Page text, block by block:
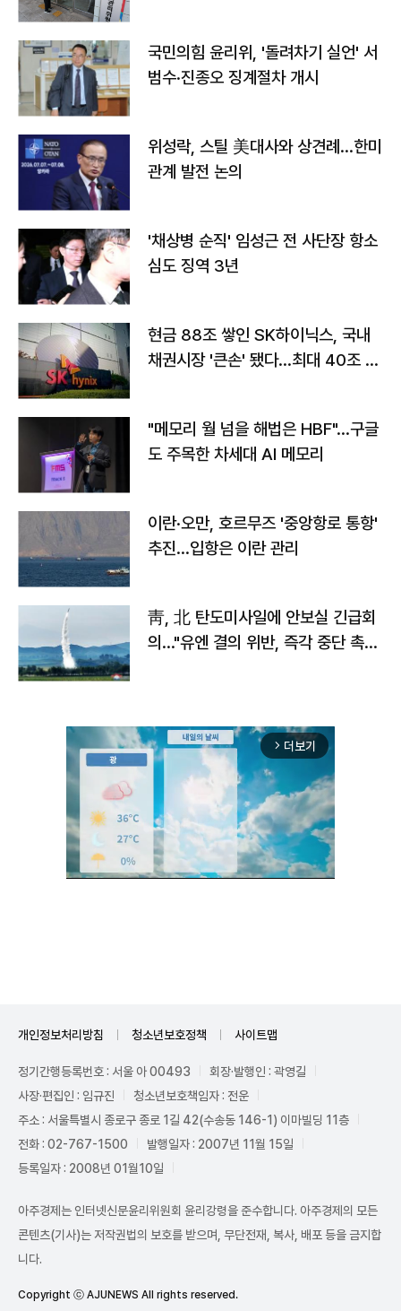
국민의힘 윤리위, '돌려차기 실언' 서
범수·진종오 징계절차 개시
위성락, 스틸 美대사와 상견례…한미
관계 발전 논의
'채상병 순직' 임성근 전 사단장 항소
심도 징역 3년
현금 88조 쌓인 SK하이닉스, 국내
채권시장 '큰손' 됐다…최대 40조 투
"메모리 월 넘을 해법은 HBF"…구글
도 주목한 차세대 AI 메모리
이란·오만, 호르무즈 '중앙항로 통항'
추진…입항은 이란 관리
靑, 北 탄도미사일에 안보실 긴급회
의…"유엔 결의 위반, 즉각 중단 촉
arrow_forward_ios 더보기
개인정보처리방침 청소년보호정책 사이트맵
정기간행등록번호 : 서울 아 00493
회장·발행인 : 곽영길
사장·편집인 : 임규진
청소년보호책임자 : 전운
주소 : 서울특별시 종로구 종로 1길 42(수송동 146-1) 이마빌딩 11층
전화 : 02-767-1500
발행일자 : 2007년 11월 15일
등록일자 : 2008년 01월10일
아주경제는 인터넷신문윤리위원회 윤리강령을 준수합니다. 아주경제의 모든
콘텐츠(기사)는 저작권법의 보호를 받으며, 무단전재, 복사, 배포 등을 금지합
니다.
Copyright ⓒ AJUNEWS All rights reserved.